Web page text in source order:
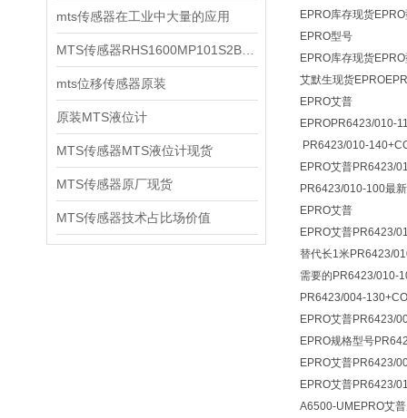
mts传感器在工业中大量的应用
mts位移传感器原装
原装MTS液位计
MTS传感器MTS液位计现货
MTS传感器原厂现货
MTS传感器技术占比场价值
EPRO库存现货
EPRO型号
EPRO库存现货
艾默生现货
EPRO艾普
EPROPR6423/010-
PR6423/010-
EPRO艾普PR6423/
PR6423/010-100最
EPRO艾普
EPRO艾普PR6423/
替代长1米PR6423/
需要的PR6423/010-
PR6423/004-
EPRO艾普PR6423/
EPRO规格型号
EPRO艾普PR6423/
EPRO艾普PR6423/
A6500-UMEPRO艾